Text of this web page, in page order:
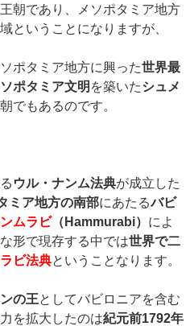
朝であり、メソポタミア地方
ということになりますが、
ポタミア地方に興った世界最
ポタミア文明 を築いたシュメ
でもあるのです。
ウル・ナンム法典が成立した
ミア地方の南部にあたるバビ
ムラビ（ Hammurabi） によ
形で現存する中では世界で二
ビ法典ということなります。
の王としてバビロニアを含む
を拡大したのは紀元前1792年